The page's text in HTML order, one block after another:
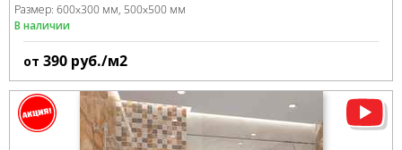
Размер: 600x300 мм 500x500 мм
В наличии
от 390 руб./м2